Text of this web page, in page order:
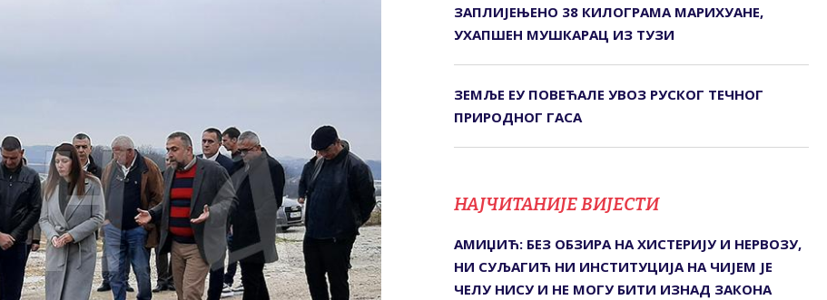
ЗАПЛИЈЕЊЕНО 38 КИЛОГРАМА МАРИХУАНЕ,
УХАПШЕН МУШКАРАЦ ИЗ ТУЗИ
ЗЕМЉЕ ЕУ ПОВЕЋАЛЕ УВОЗ РУСКОГ ТЕЧНОГ
ПРИРОДНОГ ГАСА
НАЈЧИТАНИЈЕ ВИЈЕСТИ
АМИЏИЋ: БЕЗ ОБЗИРА НА ХИСTЕРИЈУ И НЕРВОЗУ,
НИ СУЉАГИЋ НИ ИНСTИTУЦИЈА НА ЧИЈЕМ ЈЕ
ЧЕЛУ НИСУ И НЕ МОГУ БИTИ ИЗНАД ЗАКОНА